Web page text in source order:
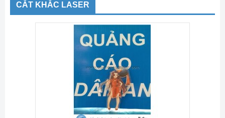
CẮT KHẮC LASER